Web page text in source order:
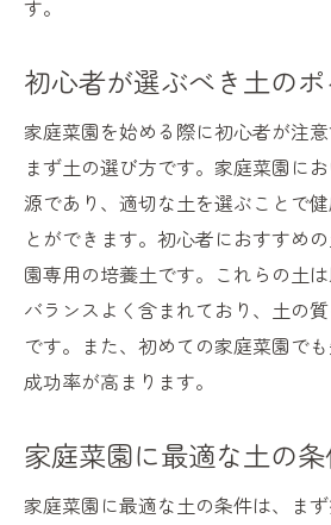
家庭菜園のプロが教える土の
プロが推奨する家庭菜園
土の管理で野菜の成長を
プロの技術で土壌を改良
季節ごとの土の管理方法
土壌診断とその結果から
プロが実践する家庭菜園
家庭菜園の土選びで失敗しな
失敗しないための土の選
土の選び方で避けるべき
す。
初心者が選ぶべき土のポ
家庭菜園を始める際に初心者が注意
まず土の選び方です。家庭菜園に
源であり、適切な土を選ぶことで
とができます。初心者におすすめ
園専用の培養土です。これらの土
バランスよく含まれており、土の
です。また、初めての家庭菜園でも
成功率が高まります。
家庭菜園に最適な土の
家庭菜園に最適な土の条件は、ま